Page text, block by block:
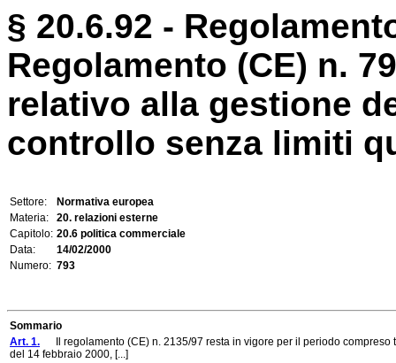
§ 20.6.92 -
Regolamento (CE) n.
relativo alla gestione
controllo senza limiti
Settore:
Normativa europea
Materia:
20. relazioni esterne
Capitolo: 20.6 politica commerciale
Data:
14/02/2000
Numero: 793
Sommario
Art. 1. Il regolamento (CE) n. 2135/97 resta in vigore per il periodo
del 14 febbraio 2000, [...]